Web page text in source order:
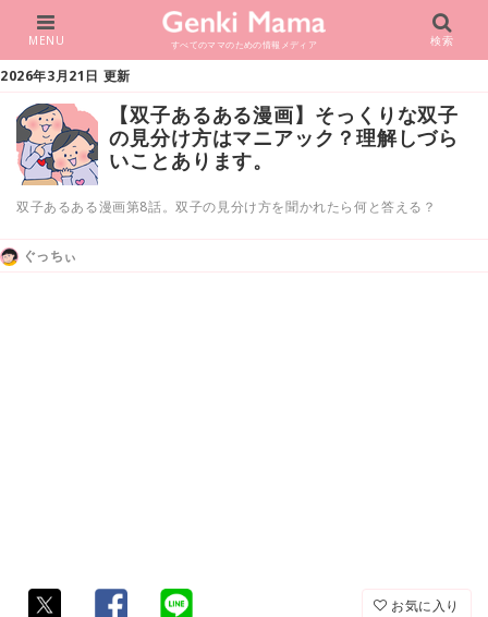
すべてのママのための情報メディア
MENU 検索
2026年3月21日 更新
【双子あるある漫画】そっくりな双子
の見分け方はマニアック？理解しづら
いことあります。
双子あるある漫画第8話。双子の見分け方を聞かれたら何と答える？
ぐっちぃ
お気に入り